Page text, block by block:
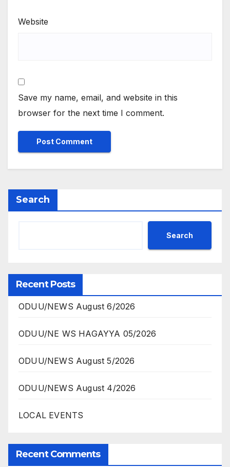
Website
Save my name, email, and website in this
browser for the next time I comment.
Search
Search
Recent Posts
ODUU/NEWS August 6/2026
ODUU/NE WS HAGAYYA 05/2026
ODUU/NEWS August 5/2026
ODUU/NEWS August 4/2026
LOCAL EVENTS
Recent Comments